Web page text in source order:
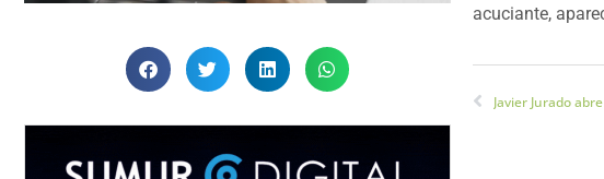
acuciante,